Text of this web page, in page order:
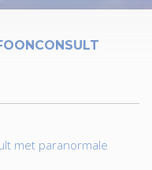
met paranormale